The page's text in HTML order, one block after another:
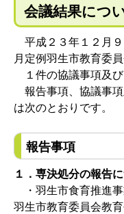
会議結果につ
平成２３年１２月９
月定例羽生市教育委
１件の協議事項及び
報告事項、協議事
は次のとおりです。
報告事項
１．専決処分の報告
・羽生市食育推進事
羽生市教育委員会教